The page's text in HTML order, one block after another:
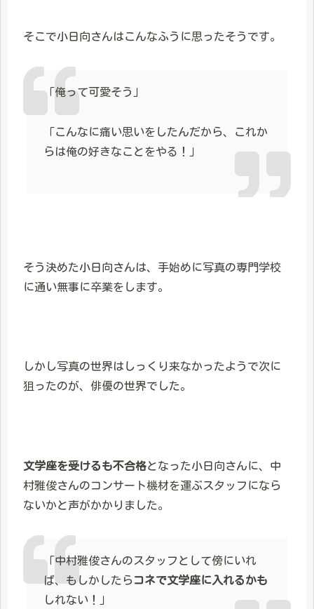
そこで小日向さんはこんなふうに思ったそうです。
「俺って可愛そう」
「こんなに痛い思いをしたんだから、これか
らは俺の好きなことをやる！」
そう決めた小日向さんは、手始めに写真の専門学校
に通い無事に卒業をします。
しかし写真の世界はしっくり来なかったようで次に
狙ったのが、俳優の世界でした。
文学座を受けるも不合格となった小日向さんに、中
村雅俊さんのコンサート機材を運ぶスタッフになら
ないかと声がかかりました。
「中村雅俊さんのスタッフとして傍にいれ
ば、もしかしたらコネで文学座に入れるかも
しれない！」